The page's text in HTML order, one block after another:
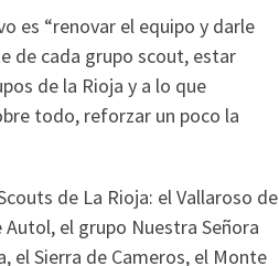
es “renovar el equipo y darle
de cada grupo scout, estar
de la Rioja y a lo que
todo, reforzar un poco la
de La Rioja: el Vallaroso de
el grupo Nuestra Señora
el Sierra de Cameros, el Monte